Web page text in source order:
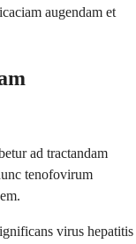
augendam et
ad tractandam
tenofovirum
virus hepatitis